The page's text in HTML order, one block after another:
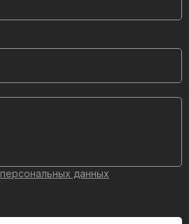
персональных данных